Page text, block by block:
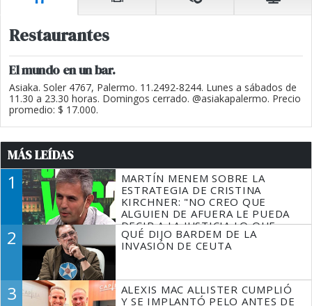
Restaurantes
El mundo en un bar.
Asiaka. Soler 4767, Palermo. 11.2492-8244. Lunes a sábados de
11.30 a 23.30 horas. Domingos cerrado. @asiakapalermo. Precio
promedio: $ 17.000.
MÁS LEÍDAS
1
MARTÍN MENEM SOBRE LA
ESTRATEGIA DE CRISTINA
KIRCHNER: "NO CREO QUE
ALGUIEN DE AFUERA LE PUEDA
DECIR A LA JUSTICIA LO QUE
TIENE QUE HACER"
2
QUÉ DIJO BARDEM DE LA
INVASIÓN DE CEUTA
3
ALEXIS MAC ALLISTER CUMPLIÓ
Y SE IMPLANTÓ PELO ANTES DE